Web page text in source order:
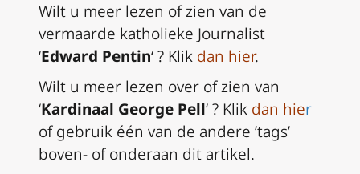
Wilt u meer lezen of zien van de
vermaarde katholieke Journalist
‘Edward Pentin‘ ? Klik dan hier.
Wilt u meer lezen over of zien van
‘Kardinaal George Pell‘ ? Klik dan hier
of gebruik één van de andere ’tags’
boven- of onderaan dit artikel.